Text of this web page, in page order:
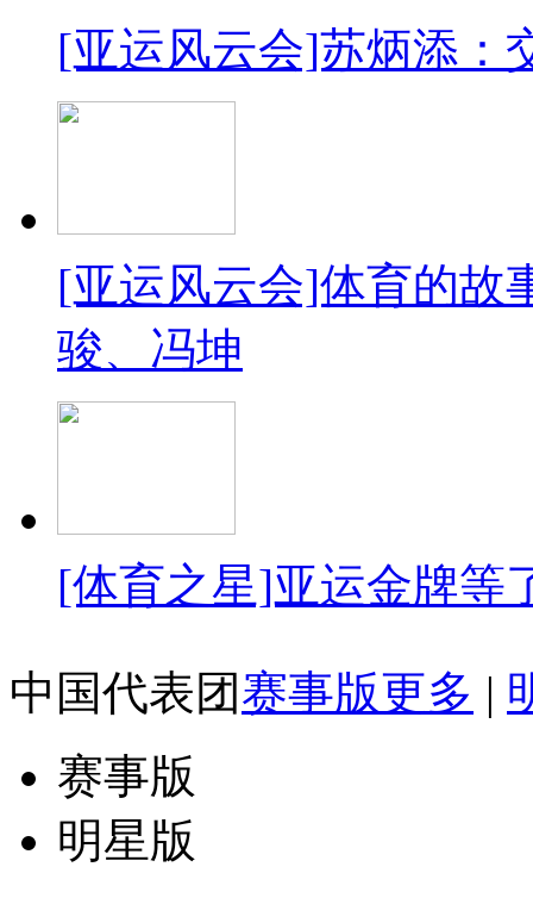
[亚运风云会]苏炳添：
[亚运风云会]体育的故
骏、冯坤
[体育之星]亚运金牌等
中国代表团赛事版更多 |
赛事版
明星版